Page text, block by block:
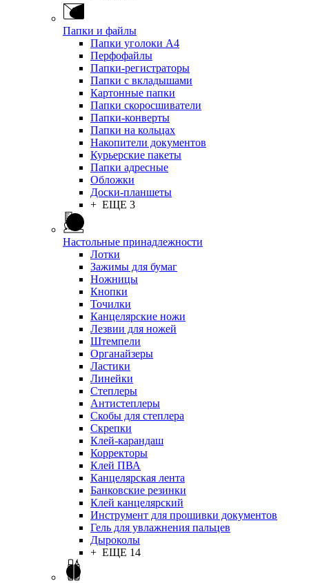
Папки и файлы
Папки уголоки А4
Перфофайлы
Папки-регистраторы
Папки с вкладышами
Картонные папки
Папки скоросшиватели
Папки-конверты
Папки на кольцах
Накопители документов
Курьерские пакеты
Папки адресные
Обложки
Доски-планшеты
+ ЕЩЕ 3
Настольные принадлежности
Лотки
Зажимы для бумаг
Ножницы
Кнопки
Точилки
Канцелярские ножи
Лезвии для ножей
Штемпели
Органайзеры
Ластики
Линейки
Степлеры
Антистеплеры
Скобы для степлера
Скрепки
Клей-карандаш
Корректоры
Клей ПВА
Канцелярская лента
Банковские резинки
Клей канцелярский
Инструмент для прошивки документов
Гель для увлажнения пальцев
Дыроколы
+ ЕЩЕ 14